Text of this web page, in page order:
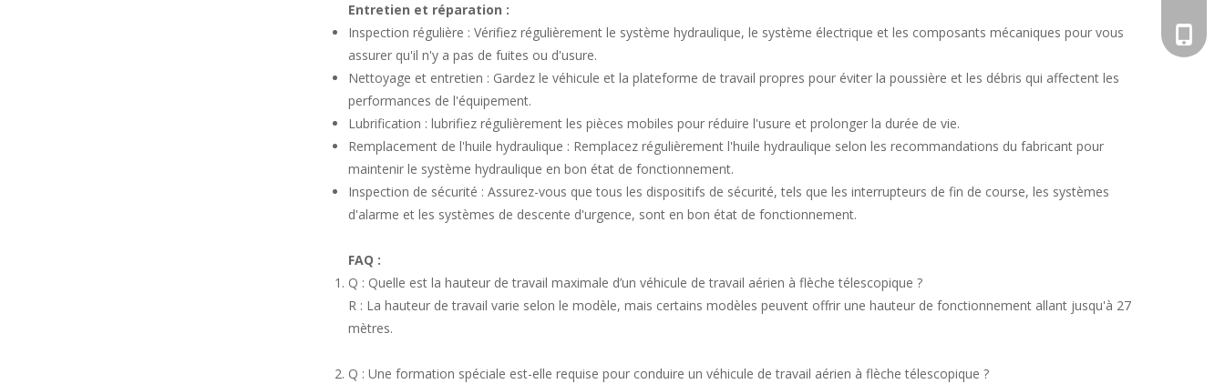
Tony :
Entretien et réparation :
Inspection régulière : Vérifiez régulièrement le système hydraulique, le système électrique et les composants mécaniques pour vous
assurer qu'il n'y a pas de fuites ou d'usure.
Nettoyage et entretien : Gardez le véhicule et la plateforme de travail propres pour éviter la poussière et les débris qui affectent les
performances de l'équipement.
Lubrification : lubrifiez régulièrement les pièces mobiles pour réduire l'usure et prolonger la durée de vie.
Remplacement de l'huile hydraulique : Remplacez régulièrement l'huile hydraulique selon les recommandations du fabricant pour
maintenir le système hydraulique en bon état de fonctionnement.
Inspection de sécurité : Assurez-vous que tous les dispositifs de sécurité, tels que les interrupteurs de fin de course, les systèmes
d'alarme et les systèmes de descente d'urgence, sont en bon état de fonctionnement.
FAQ :
Q : Quelle est la hauteur de travail maximale d’un véhicule de travail aérien à flèche télescopique ?
R : La hauteur de travail varie selon le modèle, mais certains modèles peuvent offrir une hauteur de fonctionnement allant jusqu'à 27
mètres.
Q : Une formation spéciale est-elle requise pour conduire un véhicule de travail aérien à flèche télescopique ?